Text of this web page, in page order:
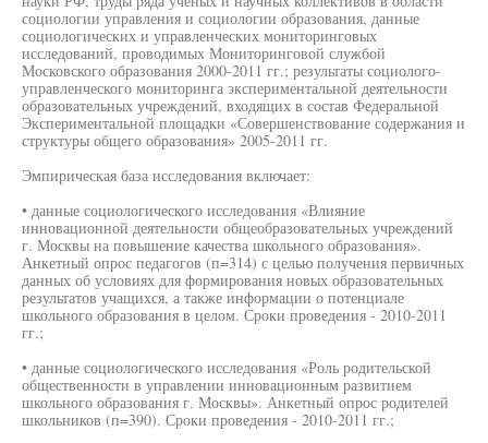
социологии управления и социологии образования, данные
социологических и управленческих мониторинговых
исследований, проводимых Мониторинговой службой
Московского образования 2000-2011 гг.; результаты социолого-
управленческого мониторинга экспериментальной деятельности
образовательных учреждений, входящих в состав Федеральной
Экспериментальной площадки «Совершенствование содержания и
структуры общего образования» 2005-2011 гг.
Эмпирическая база исследования включает:
• данные социологического исследования «Влияние
инновационной деятельности общеобразовательных учреждений
г. Москвы на повышение качества школьного образования».
Анкетный опрос педагогов (п=314) с целью получения первичных
данных об условиях для формирования новых образовательных
результатов учащихся, а также информации о потенциале
школьного образования в целом. Сроки проведения - 2010-2011
гг.;
• данные социологического исследования «Роль родительской
общественности в управлении инновационным развитием
школьного образования г. Москвы». Анкетный опрос родителей
школьников (п=390). Сроки проведения - 2010-2011 гг.;